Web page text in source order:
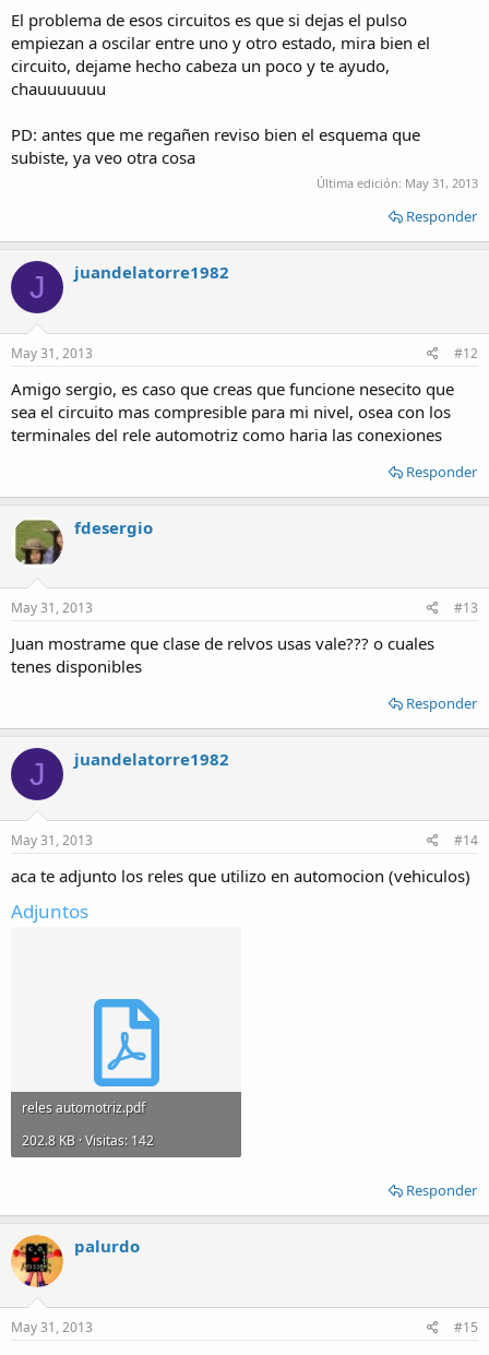
El problema de esos circuitos es que si dejas el pulso
empiezan a oscilar entre uno y otro estado, mira bien el
circuito, dejame hecho cabeza un poco y te ayudo,
chauuuuuuu
PD: antes que me regañen reviso bien el esquema que
subiste, ya veo otra cosa
Última edición: May 31, 2013
Responder
J juandelatorre1982
May 31, 2013 #12
Amigo sergio, es caso que creas que funcione nesecito que
sea el circuito mas compresible para mi nivel, osea con los
terminales del rele automotriz como haria las conexiones
Responder
fdesergio
May 31, 2013 #13
Juan mostrame que clase de relvos usas vale??? o cuales
tenes disponibles
Responder
J juandelatorre1982
May 31, 2013 #14
aca te adjunto los reles que utilizo en automocion (vehiculos)
Adjuntos
reles automotriz.pdf
202.8 KB · Visitas: 142
Responder
palurdo
May 31, 2013 #15